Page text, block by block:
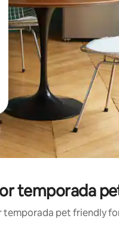
temporada
temporada pet friendly